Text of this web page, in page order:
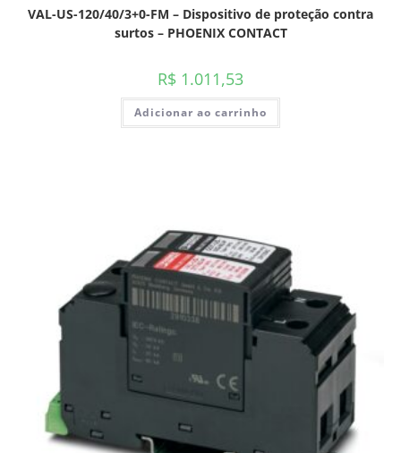
VAL-US-120/40/3+0-FM – Dispositivo de proteção contra
surtos – PHOENIX CONTACT
R$ 1.011,53
Adicionar ao carrinho